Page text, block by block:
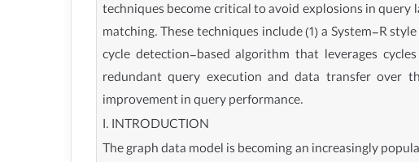
techniques become critical to avoid explosions in
matching. These techniques include (1) a System-R
cycle detection-based algorithm that leverages
redundant query execution and data transfer over
improvement in query performance.
I. INTRODUCTION
The graph data model is becoming an increasingly